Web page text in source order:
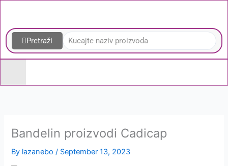
content
Pretraži
Bandelin proizvodi Cadicap
By lazanebo/ September 13, 2023